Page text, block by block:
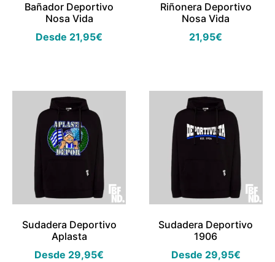
Bañador Deportivo
Nosa Vida
Desde 21,95€
Riñonera Deportivo
Nosa Vida
21,95€
Sudadera Deportivo
Aplasta
Desde 29,95€
Sudadera Deportivo
1906
Desde 29,95€